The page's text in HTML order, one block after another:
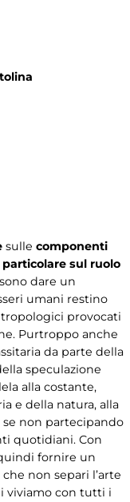
sulle componenti
sul ruolo
dare un
umani restino
provocati
Purtroppo anche
da parte della
speculazione
alla costante,
e della natura, alla
se non partecipando
quotidiani. Con
fornire un
non separi l’arte
viviamo con tutti i